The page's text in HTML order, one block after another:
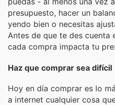
presupuesto, hacer un
yendo bien o necesitas
Antes de que te des cuenta
cada compra impacta tu
Haz que comprar sea difícil
Hoy en día comprar es lo
a internet cualquier cosa